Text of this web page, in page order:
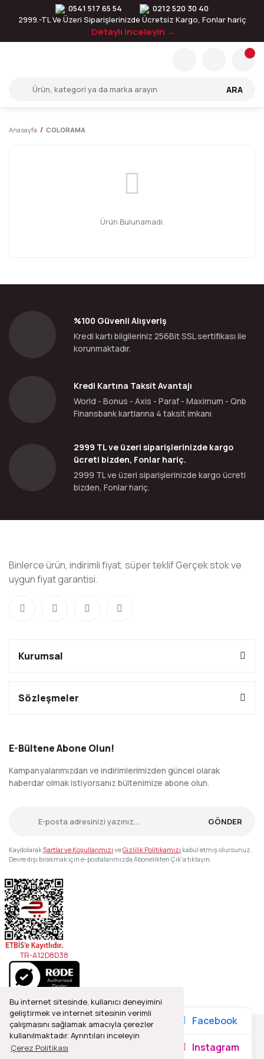
Bu internet sitesinde, kullanıcı deneyimini
geliştirmek ve internet sitesinin verimli
çalışmasını sağlamak amacıyla çerezler
kullanılmaktadır. Ayrıntıları inceleyin
Çerez Politikası
0541 517 65 54
0212 520 30 40
2999.-TL Ve Üzeri Siparişlerinizde Ücretsiz Kargo, Fonlar hariç
Detaylı inceleyin →
ARA
Anasayfa COLORAMA
Ürün Bulunamadı.
%100 Güvenli Alışveriş
Kredi kartı bilgileriniz 256Bit SSL sertifikası ile
korunmaktadır.
Kredi Kartına Taksit Avantajı
World - Bonus - Axis - Paraf - Maximum - Qnb
Finansbank kartlarına 4 taksit imkanı
2999 TL ve üzeri siparişlerinizde kargo
ücreti bizden, Fonlar hariç.
2999 TL ve üzeri siparişlerinizde kargo ücreti
bizden, Fonlar hariç.
Binlerce ürün, indirimli fiyat, süper teklif Gerçek stok ve
uygun fiyat garantisi.
Kurumsal
Sözleşmeler
E-Bültene Abone Olun!
Kampanyalarımızdan ve indirimlerimizden güncel olarak
haberdar olmak istiyorsanız bültenimize abone olun.
GÖNDER
KaydolarakŞartlar ve Koşullarımızı veGizlilik Politikamızı kabul etmiş olursunuz.
Devre dışı bırakmak için e-postalarımızda Abonelikten Çık'a tıklayın.
TR-A12D8D38
2021© Refleks Fotoğrafçılık, Tüm Hakları Saklıdır.
Facebook
Instagram